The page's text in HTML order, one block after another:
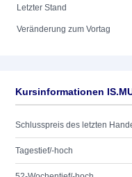
Letzter Stand
Veränderung zum Vortag
Kursinformationen
Schlusspreis des letzten
Tagestief/-hoch